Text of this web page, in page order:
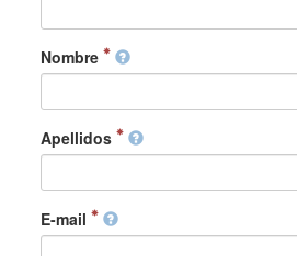
Nombre
Apellidos
E-mail